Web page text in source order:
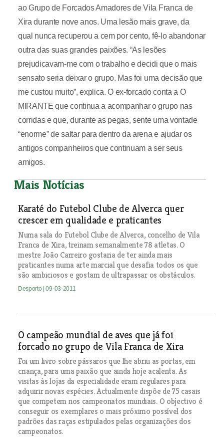
ao Grupo de Forcados Amadores de Vila Franca de
Xira durante nove anos. Uma lesão mais grave, da
qual nunca recuperou a cem por cento, fê-lo abandonar
outra das suas grandes paixões. “As lesões
prejudicavam-me com o trabalho e decidi que o mais
sensato seria deixar o grupo. Mas foi uma decisão que
me custou muito”, explica. O ex-forcado conta a O
MIRANTE que continua a acompanhar o grupo nas
corridas e que, durante as pegas, sente uma vontade
“enorme” de saltar para dentro da arena e ajudar os
antigos companheiros que continuam a ser seus
amigos.
Mais Notícias
Karaté do Futebol Clube de Alverca quer
crescer em qualidade e praticantes
Numa sala do Futebol Clube de Alverca, concelho de Vila
Franca de Xira, treinam semanalmente 78 atletas. O
mestre João Carreiro gostaria de ter ainda mais
praticantes numa arte marcial que desafia todos os que
são ambiciosos e gostam de ultrapassar os obstáculos.
Desporto | 09-03-2011
O campeão mundial de aves que já foi
forcado no grupo de Vila Franca de Xira
Foi um livro sobre pássaros que lhe abriu as portas, em
criança, para uma paixão que ainda hoje acalenta. As
visitas às lojas da especialidade eram regulares para
adquirir novas espécies. Actualmente dispõe de 75 casais
que competem nos campeonatos mundiais. O objectivo é
conseguir os exemplares o mais próximo possível dos
padrões das raças estipulados pelas organizações dos
campeonatos.